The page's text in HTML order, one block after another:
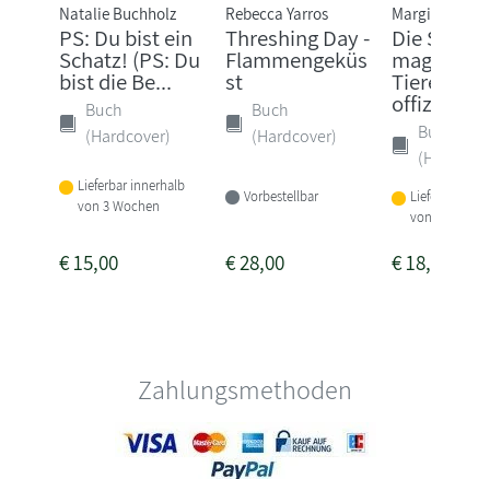
Natalie Buchholz
PS: Du bist ein
Schatz! (PS: Du
bist die Be...
Buch
(Hardcover)
Lieferbar innerhalb
von 3 Wochen
€15,00
Rebecca Yarros
Threshing Day -
Flammengeküs
st
Buch
(Hardcover)
Vorbestellbar
€28,00
Margit Auer
Die
Tiere - Das
offizi...
Buch
Lieferbar
von 3-4
€18,00
Zahlungsmethoden